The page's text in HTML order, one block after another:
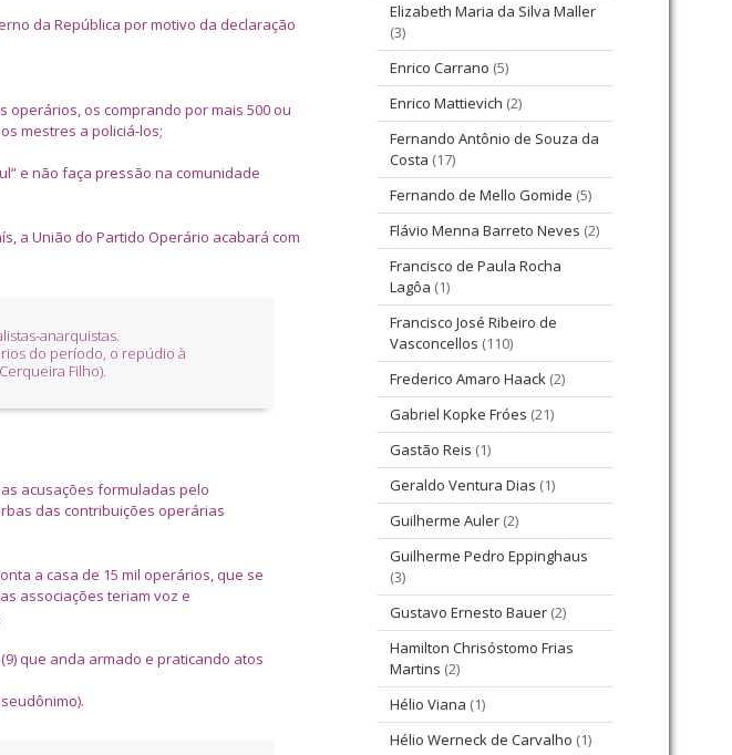
da República por motivo da declaração
operários, os comprando por mais 500 ou
mestres a policiá-los;
e não faça pressão na comunidade
a União do Partido Operário acabará com
anarquistas.
do período, o repúdio à
Filho).
acusações formuladas pelo
das contribuições operárias
a casa de 15 mil operários, que se
associações teriam voz e
que anda armado e praticando atos
Elizabeth Maria da Silva Maller
(3)
Enrico Carrano (5)
Enrico Mattievich (2)
Fernando Antônio de Souza da
Costa (17)
Fernando de Mello Gomide (5)
Flávio Menna Barreto Neves (2)
Francisco de Paula Rocha
Lagôa (1)
Francisco José Ribeiro de
Vasconcellos (110)
Frederico Amaro Haack (2)
Gabriel Kopke Fróes (21)
Gastão Reis (1)
Geraldo Ventura Dias (1)
Guilherme Auler (2)
Guilherme Pedro Eppinghaus
(3)
Gustavo Ernesto Bauer (2)
Hamilton Chrisóstomo Frias
Martins (2)
Hélio Viana (1)
Hélio Werneck de Carvalho (1)